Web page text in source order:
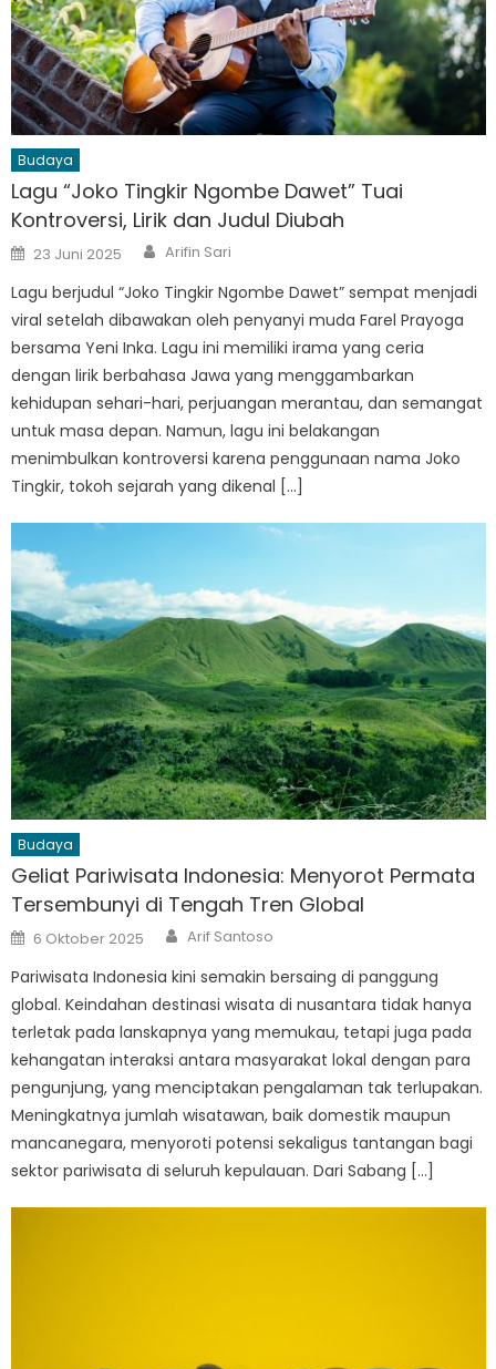
Budaya
Lagu “Joko Tingkir Ngombe Dawet” Tuai
Kontroversi, Lirik dan Judul Diubah
Posted
on
23 Juni 2025 Author
Arifin Sari
Lagu berjudul “Joko Tingkir Ngombe Dawet” sempat menjadi
viral setelah dibawakan oleh penyanyi muda Farel Prayoga
bersama Yeni Inka. Lagu ini memiliki irama yang ceria
dengan lirik berbahasa Jawa yang menggambarkan
kehidupan sehari-hari, perjuangan merantau, dan semangat
untuk masa depan. Namun, lagu ini belakangan
menimbulkan kontroversi karena penggunaan nama Joko
Tingkir, tokoh sejarah yang dikenal […]
Budaya
Geliat Pariwisata Indonesia: Menyorot Permata
Tersembunyi di Tengah Tren Global
Posted
on
6 Oktober 2025 Author
Arif Santoso
Pariwisata Indonesia kini semakin bersaing di panggung
global. Keindahan destinasi wisata di nusantara tidak hanya
terletak pada lanskapnya yang memukau, tetapi juga pada
kehangatan interaksi antara masyarakat lokal dengan para
pengunjung, yang menciptakan pengalaman tak terlupakan.
Meningkatnya jumlah wisatawan, baik domestik maupun
mancanegara, menyoroti potensi sekaligus tantangan bagi
sektor pariwisata di seluruh kepulauan. Dari Sabang […]